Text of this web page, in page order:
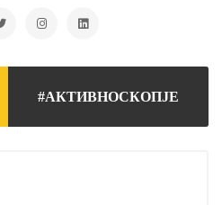
#АКТИВНОСКОПЈЕ